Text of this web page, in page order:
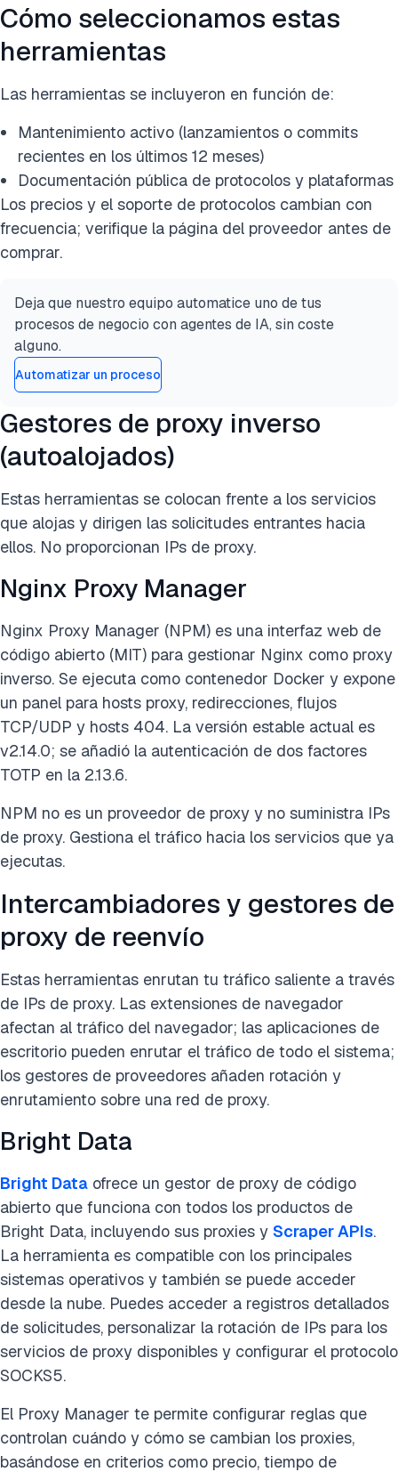
Cómo seleccionamos estas
herramientas
Las herramientas se incluyeron en función de:
Mantenimiento activo (lanzamientos o commits
recientes en los últimos 12 meses)
Documentación pública de protocolos y plataformas
Los precios y el soporte de protocolos cambian con
frecuencia; verifique la página del proveedor antes de
comprar.
Deja que nuestro equipo automatice uno de tus
procesos de negocio con agentes de IA, sin coste
alguno.
Automatizar un proceso
Gestores de proxy inverso
(autoalojados)
Estas herramientas se colocan frente a los servicios
que alojas y dirigen las solicitudes entrantes hacia
ellos. No proporcionan IPs de proxy.
Nginx Proxy Manager
Nginx Proxy Manager (NPM) es una interfaz web de
código abierto (MIT) para gestionar Nginx como proxy
inverso. Se ejecuta como contenedor Docker y expone
un panel para hosts proxy, redirecciones, flujos
TCP/UDP y hosts 404. La versión estable actual es
v2.14.0; se añadió la autenticación de dos factores
TOTP en la 2.13.6.
NPM no es un proveedor de proxy y no suministra IPs
de proxy. Gestiona el tráfico hacia los servicios que ya
ejecutas.
Intercambiadores y gestores de
proxy de reenvío
Estas herramientas enrutan tu tráfico saliente a través
de IPs de proxy. Las extensiones de navegador
afectan al tráfico del navegador; las aplicaciones de
escritorio pueden enrutar el tráfico de todo el sistema;
los gestores de proveedores añaden rotación y
enrutamiento sobre una red de proxy.
Bright Data
Bright Data ofrece un gestor de proxy de código
abierto que funciona con todos los productos de
Bright Data, incluyendo sus proxies y Scraper APIs.
La herramienta es compatible con los principales
sistemas operativos y también se puede acceder
desde la nube. Puedes acceder a registros detallados
de solicitudes, personalizar la rotación de IPs para los
servicios de proxy disponibles y configurar el protocolo
SOCKS5.
El Proxy Manager te permite configurar reglas que
controlan cuándo y cómo se cambian los proxies,
basándose en criterios como precio, tiempo de